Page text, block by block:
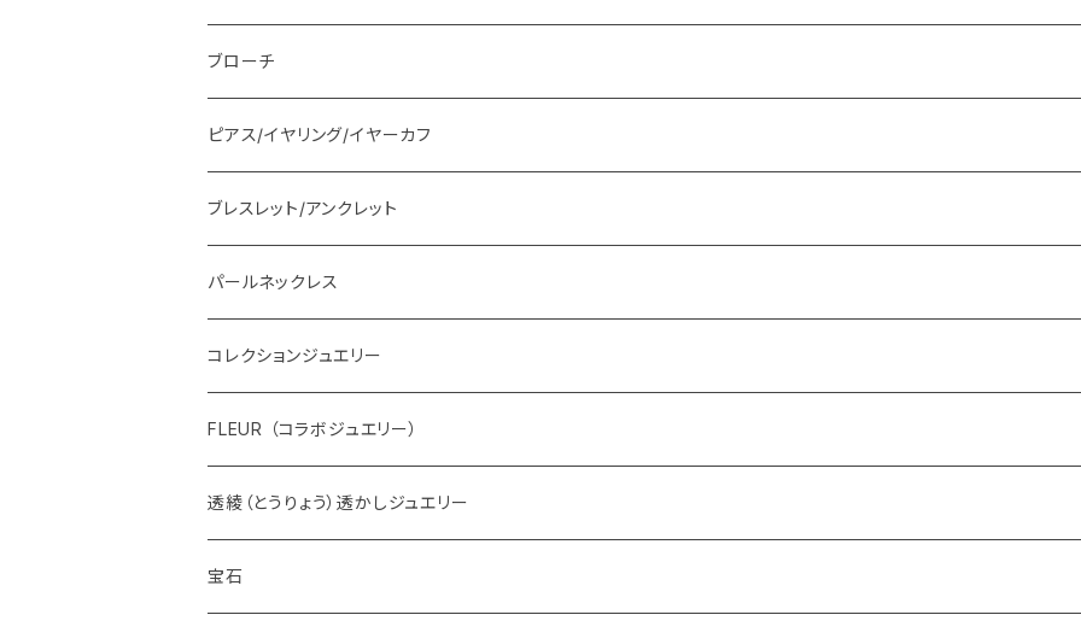
ブローチ
ピアス/イヤリング/イヤーカフ
ブレスレット/アンクレット
パールネックレス
コレクションジュエリー
FLEUR （コラボジュエリー）
透綾（とうりょう）透かしジュエリー
宝石